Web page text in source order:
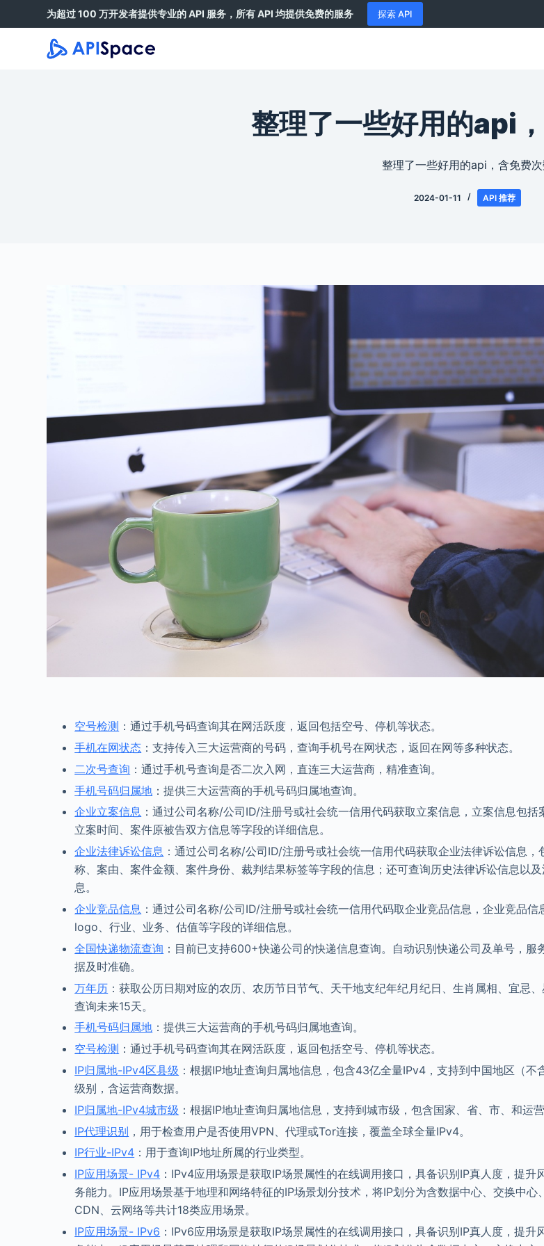
为超过 100 万开发者提供专业的 API 服务，所有 API 均提供免费的服务 探索 API
整理了一些好用的api
整理了一些好用的api，含免费
2024-01-11 API 推荐
空号检测 ：通过手机号码查询其在网活跃度，返回包括空号、停机等状态。
手机在网状态 ：支持传入三大运营商的号码，查询手机号在网状态，返回在网等多种状态。
二次号查询 ：通过手机号查询是否二次入网，直连三大运营商，精准查询。
手机号码归属地 ：提供三大运营商的手机号码归属地查询。
企业立案信息 ：通过公司名称/公司ID/注册号或社会统一信用代码获取立案信息，立案信息包括
立案时间、案件原被告双方信息等字段的详细信息。
企业法律诉讼信息 ：通过公司名称/公司ID/注册号或社会统一信用代码获取企业法律诉讼信息，
称、案由、案件金额、案件身份、裁判结果标签等字段的信息；还可查询历史法律诉讼信息以
息。
企业竞品信息 ：通过公司名称/公司ID/注册号或社会统一信用代码取企业竞品信息，企业竞品信
logo、行业、业务、估值等字段的详细信息。
全国快递物流查询 ：目前已支持600+快递公司的快递信息查询。自动识别快递公司及单号，服
据及时准确。
万年历 ：获取公历日期对应的农历、农历节日节气、天干地支纪年纪月纪日、生肖属相、宜忌
查询未来15天。
手机号码归属地 ：提供三大运营商的手机号码归属地查询。
空号检测 ：通过手机号码查询其在网活跃度，返回包括空号、停机等状态。
IP归属地-IPv4区县级 ：根据IP地址查询归属地信息，包含43亿全量IPv4，支持到中国地区（不
级别，含运营商数据。
IP归属地-IPv4城市级 ：根据IP地址查询归属地信息，支持到城市级，包含国家、省、市、和运营
IP代理识别 ，用于检查用户是否使用VPN、代理或Tor连接，覆盖全球全量IPv4。
IP行业-IPv4 ：用于查询IP地址所属的行业类型。
IP应用场景- IPv4 ：IPv4应用场景是获取IP场景属性的在线调用接口，具备识别IP真人度，提升
务能力。IP应用场景基于地理和网络特征的IP场景划分技术，将IP划分为含数据中心、交换中心
CDN、云网络等共计18类应用场景。
IP应用场景- IPv6 ：IPv6应用场景是获取IP场景属性的在线调用接口，具备识别IP真人度，提升